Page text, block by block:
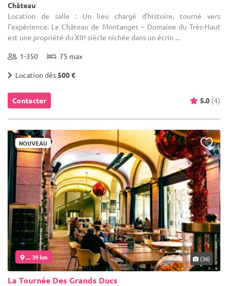
Château
Location de salle : Un lieu chargé d’histoire, tourné vers
l’expérience. Le Château de Montanges – Domaine du Très-Haut
est une propriété du XIIᵉ siècle nichée dans un écrin ...
1-350 75 max
Location dès500 €
Contacter 5.0 (4)
NOUVEAU
... 39 km (36)
La Tournée Des Grands Ducs